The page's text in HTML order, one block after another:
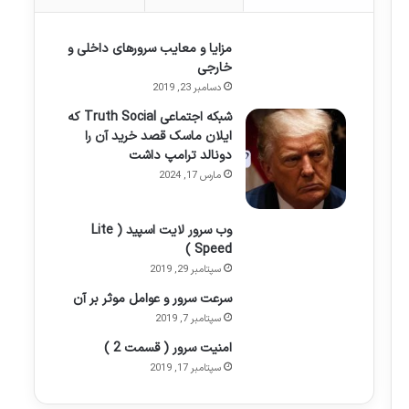
مزایا و معایب سرورهای داخلی و
خارجی
دسامبر 23, 2019
شبکه اجتماعی Truth Social که
ایلان ماسک قصد خرید آن را
دونالد ترامپ داشت
مارس 17, 2024
وب سرور لایت اسپید ( Lite
Speed )
سپتامبر 29, 2019
سرعت سرور و عوامل موثر بر آن
سپتامبر 7, 2019
امنیت سرور ( قسمت 2 )
سپتامبر 17, 2019